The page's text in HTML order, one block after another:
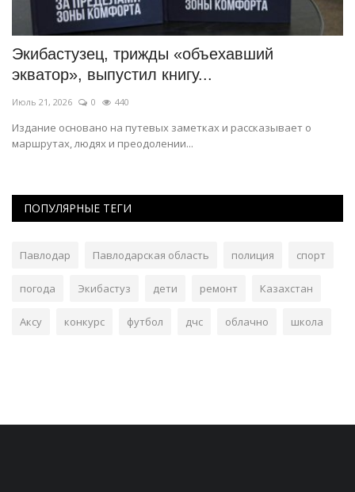
Экибастузец, трижды «объехавший
экватор», выпустил книгу...
Июль 21, 2026 0 440
Издание основано на путевых заметках и рассказывает о
маршрутах, людях и преодолении...
ПОПУЛЯРНЫЕ ТЕГИ
Павлодар Павлодарская область полиция спорт
погода Экибастуз дети ремонт Казахстан
Аксу конкурс футбол дчс облачно школа